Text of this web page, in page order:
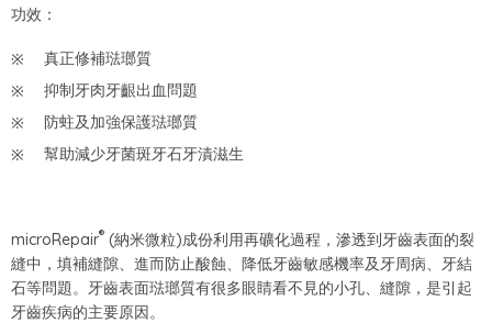
功效：
真正修補琺瑯質
抑制牙肉牙齦出血問題
防蛀及加強保護琺瑯質
幫助減少牙菌斑牙石牙漬滋生
microRepair® (納米微粒)成份利用再礦化過程，滲透到牙齒表面的裂
縫中，填補縫隙、進而防止酸蝕、降低牙齒敏感機率及牙周病、牙結
石等問題。牙齒表面琺瑯質有很多眼睛看不見的小孔、縫隙，是引起
牙齒疾病的主要原因。